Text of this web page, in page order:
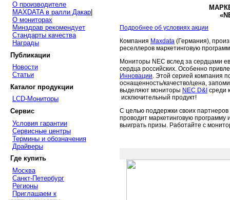
О производителе
MAXDATA в ралли Дакар
О мониторах
Минздрав рекомендует
Стандарты качества
Награды
Публикации
Новости
Статьи
Каталог продукции
LCD-Мониторы
Сервис
Условия гарантии
Сервисные центры
Термины и обозначения
Драйверы
Где купить
Москва
Санкт-Петербург
Регионы
Приглашаем к
Подробнее об условиях акции
Компания Maxdata (Германия),
реселлеров маркетинговую
Мониторы NEC вслед за сердцами
сердца российских. Особенно
Инновации. Этой серией компания
оснащенность/качество/цена,
выделяют мониторы NEC D&I среди
исключительный продукт!
С целью поддержки своих
проводит маркетинговую
выиграть призы. Работайте с